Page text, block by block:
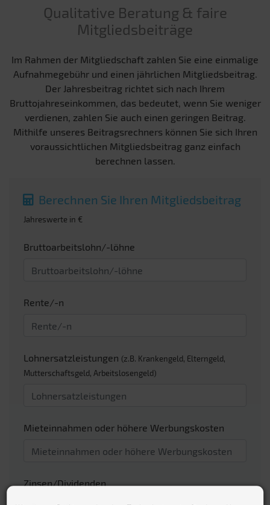
Qualitative Beratung & faire
Mitgliedsbeiträge
Im Rahmen der Mitgliedschaft zahlen Sie eine einmalige
Aufnahmegebühr und einen jährlichen Mitgliedsbeitrag.
Der Jahresbeitrag richtet sich nach Ihrem
Bruttojahreseinkommen, das bedeutet, wenn Sie weniger
verdienen, zahlen Sie auch einen geringen Beitrag.
Mithilfe unseres Beitragsrechners können Sie sich Ihren
voraussichtlichen Mitgliedsbeitrag ganz einfach
berechnen lassen.
Berechnen Sie Ihren Mitgliedsbeitrag
Jahreswerte in €
Bruttoarbeitslohn/-löhne
Rente/-n
Lohnersatzleistungen (z.B. Krankengeld, Elterngeld,
Mutterschaftsgeld, Arbeitslosengeld)
Mieteinnahmen oder höhere Werbungskosten
Zinsen/Dividenden